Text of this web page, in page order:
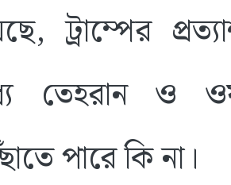
ট্রাম্পের
তেহরান ও
পারে কি না।